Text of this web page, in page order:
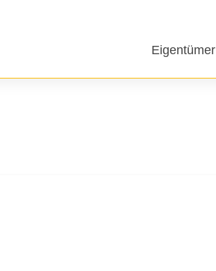
Eigentümer